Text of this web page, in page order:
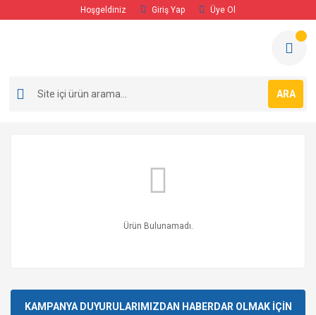
Hoşgeldiniz Giriş Yap Üye Ol
ARA
Ürün Bulunamadı.
KAMPANYA DUYURULARIMIZDAN HABERDAR OLMAK İÇİN